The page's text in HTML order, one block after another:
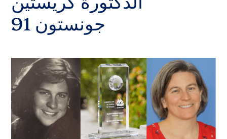
جونستون 91